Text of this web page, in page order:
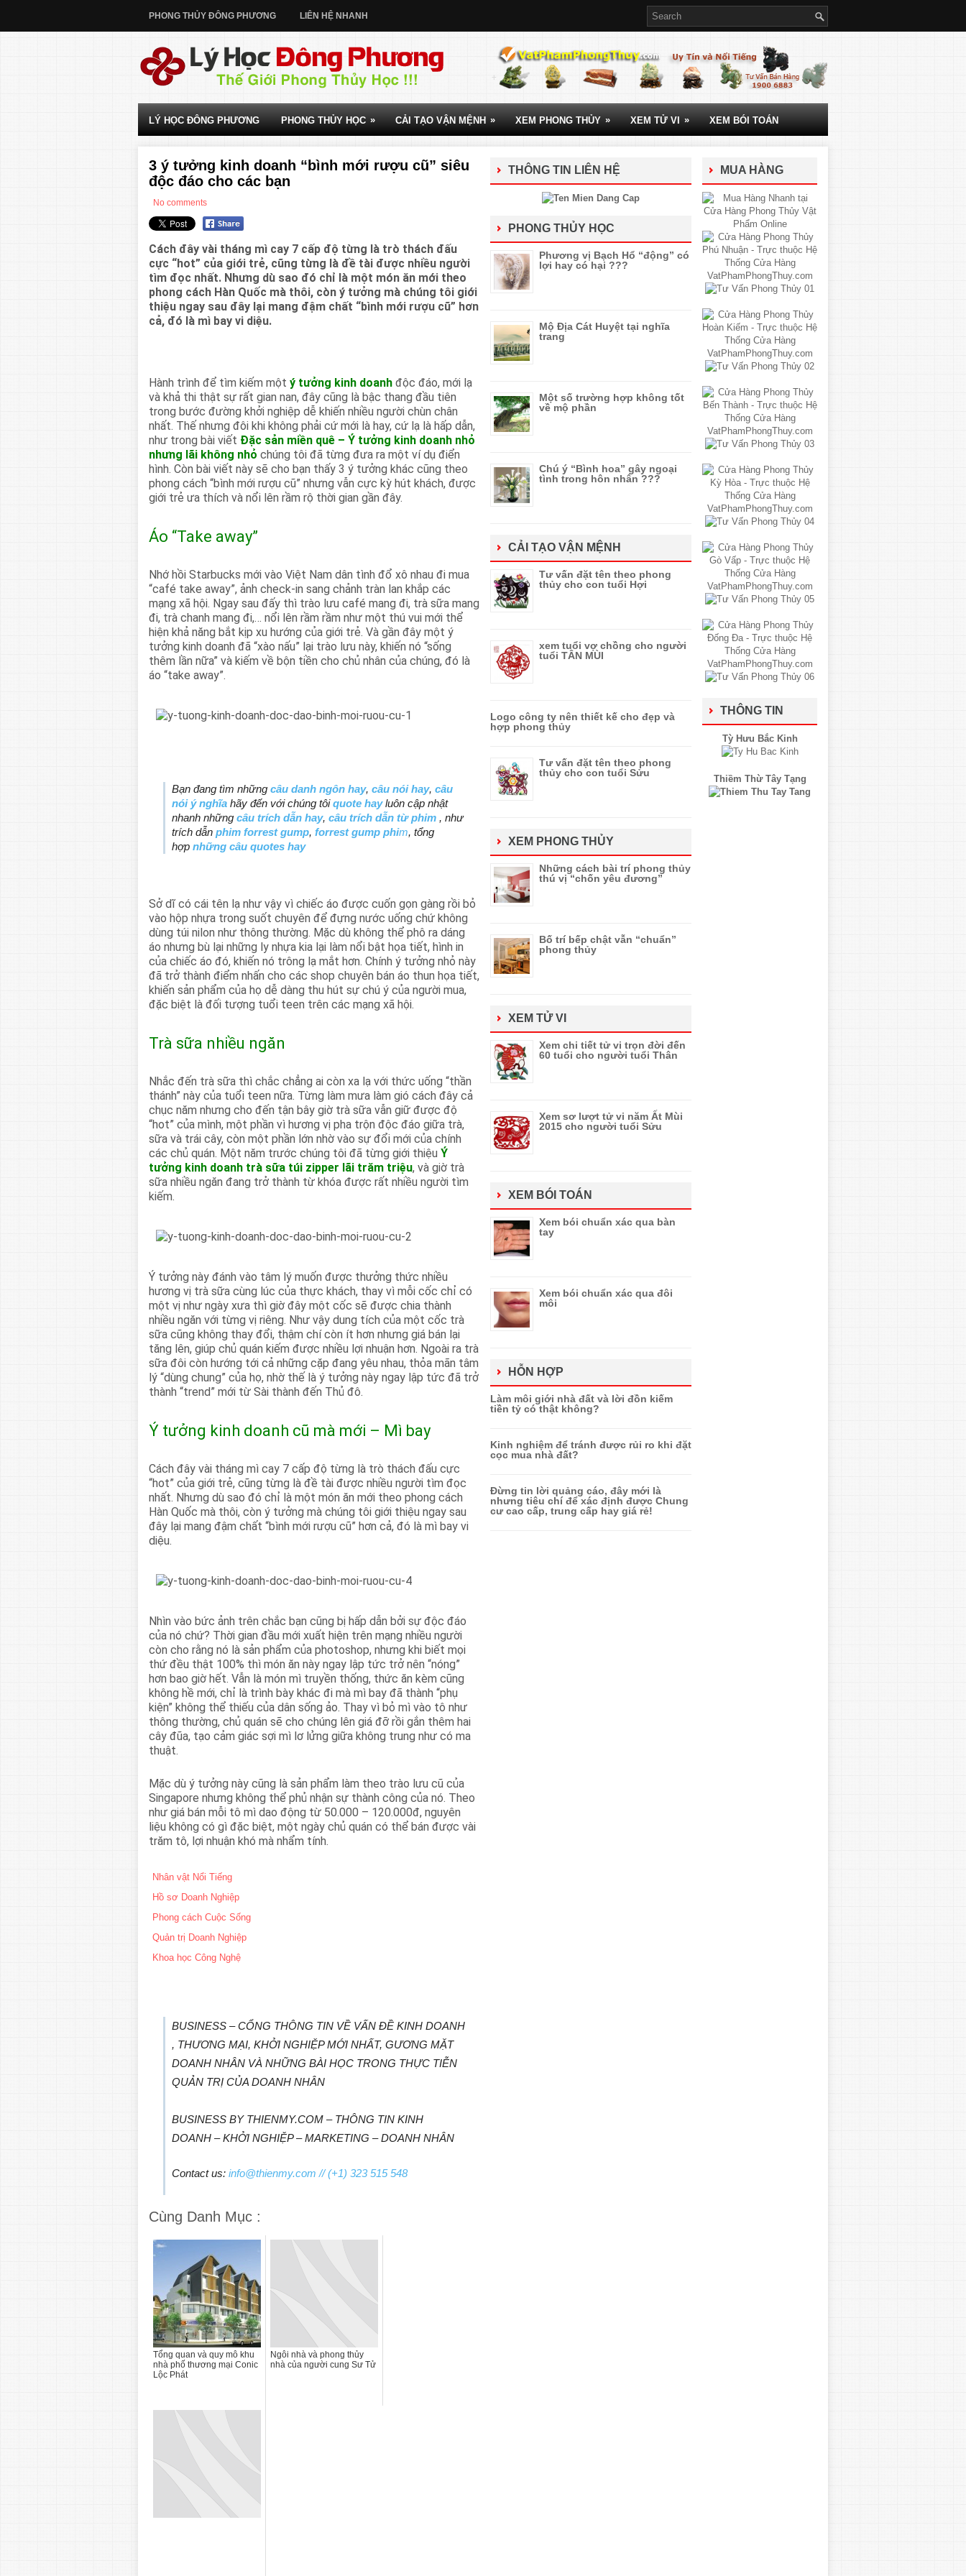
PHONG THỦY ĐÔNG PHƯƠNG LIÊN HỆ NHANH
LÝ HỌC ĐÔNG PHƯƠNG PHONG THỦY HỌC » CẢI TẠO VẬN MỆNH » XEM PHONG THỦY » XEM TỬ VI » XEM BÓI TOÁN
3 ý tưởng kinh doanh “bình mới rượu cũ” siêu
độc đáo cho các bạn
No comments
Cách đây vài tháng mì cay 7 cấp độ từng là trò thách đấu
cực “hot” của giới trẻ, cũng từng là đề tài được nhiều người
tìm đọc nhất. Nhưng dù sao đó chỉ là một món ăn mới theo
phong cách Hàn Quốc mà thôi, còn ý tưởng mà chúng tôi giới
thiệu ngay sau đây lại mang đậm chất “bình mới rượu cũ” hơn
cả, đó là mì bay vi diệu.
Hành trình để tìm kiếm một ý tưởng kinh doanh độc đáo, mới lạ
và khả thi thật sự rất gian nan, đây cũng là bậc thang đầu tiên
trong bước đường khởi nghiệp dễ khiến nhiều người chùn chân
nhất. Thế nhưng đôi khi không phải cứ mới là hay, cứ lạ là hấp dẫn,
như trong bài viết Đặc sản miền quê – Ý tưởng kinh doanh nhỏ
nhưng lãi không nhỏ chúng tôi đã từng đưa ra một ví dụ điển
hình. Còn bài viết này sẽ cho bạn thấy 3 ý tưởng khác cũng theo
phong cách “bình mới rượu cũ” nhưng vẫn cực kỳ hút khách, được
giới trẻ ưa thích và nổi lên rầm rộ thời gian gần đây.
Áo “Take away”
Nhớ hồi Starbucks mới vào Việt Nam dân tình đổ xô nhau đi mua
“café take away”, ảnh check-in sang chảnh tràn lan khắp các
mạng xã hội. Ngay sau đấy thì trào lưu café mang đi, trà sữa mang
đi, trà chanh mang đi,… nổi lên rầm rầm như một thú vui mới thể
hiện khả năng bắt kịp xu hướng của giới trẻ. Và gần đây một ý
tưởng kinh doanh đã “xào nấu” lại trào lưu này, khiến nó “sống
thêm lần nữa” và kiếm về bộn tiền cho chủ nhân của chúng, đó là
áo “take away”.
Bạn đang tìm những câu danh ngôn hay, câu nói hay, câu
nói ý nghĩa hãy đến với chúng tôi quote hayluôn cập nhật
nhanh những câu trích dẫn hay, câu trích dẫn từ phim , như
trích dẫn phim forrest gump, forrest gump phim, tổng
hợp những câu quotes hay
Sở dĩ có cái tên lạ như vậy vì chiếc áo được cuốn gọn gàng rồi bỏ
vào hộp nhựa trong suốt chuyên để đựng nước uống chứ không
dùng túi nilon như thông thường. Mặc dù không thể phô ra dáng
áo nhưng bù lại những ly nhựa kia lại làm nổi bật họa tiết, hình in
của chiếc áo đó, khiến nó trông lạ mắt hơn. Chính ý tưởng nhỏ này
đã trở thành điểm nhấn cho các shop chuyên bán áo thun họa tiết,
khiến sản phẩm của họ dễ dàng thu hút sự chú ý của người mua,
đặc biệt là đối tượng tuổi teen trên các mạng xã hội.
Trà sữa nhiều ngăn
Nhắc đến trà sữa thì chắc chẳng ai còn xa lạ với thức uống “thần
thánh” này của tuổi teen nữa. Từng làm mưa làm gió cách đây cả
chục năm nhưng cho đến tận bây giờ trà sữa vẫn giữ được độ
“hot” của mình, một phần vì hương vị pha trộn độc đáo giữa trà,
sữa và trái cây, còn một phần lớn nhờ vào sự đổi mới của chính
các chủ quán. Một năm trước chúng tôi đã từng giới thiệu Ý
tưởng kinh doanh trà sữa túi zipper lãi trăm triệu, và giờ trà
sữa nhiều ngăn đang trở thành từ khóa được rất nhiều người tìm
kiếm.
Ý tưởng này đánh vào tâm lý muốn được thưởng thức nhiều
hương vị trà sữa cùng lúc của thực khách, thay vì mỗi cốc chỉ có
một vị như ngày xưa thì giờ đây một cốc sẽ được chia thành
nhiều ngăn với từng vị riêng. Như vậy dung tích của một cốc trà
sữa cũng không thay đổi, thậm chí còn ít hơn nhưng giá bán lại
tăng lên, giúp chủ quán kiếm được nhiều lợi nhuận hơn. Ngoài ra trà
sữa đôi còn hướng tới cả những cặp đang yêu nhau, thỏa mãn tâm
lý “dùng chung” của họ, nhờ thế là ý tưởng này ngay lập tức đã trở
thành “trend” mới từ Sài thành đến Thủ đô.
Ý tưởng kinh doanh cũ mà mới – Mì bay
Cách đây vài tháng mì cay 7 cấp độ từng là trò thách đấu cực
“hot” của giới trẻ, cũng từng là đề tài được nhiều người tìm đọc
nhất. Nhưng dù sao đó chỉ là một món ăn mới theo phong cách
Hàn Quốc mà thôi, còn ý tưởng mà chúng tôi giới thiệu ngay sau
đây lại mang đậm chất “bình mới rượu cũ” hơn cả, đó là mì bay vi
diệu.
Nhìn vào bức ảnh trên chắc bạn cũng bị hấp dẫn bởi sự độc đáo
của nó chứ? Thời gian đầu mới xuất hiện trên mạng nhiều người
còn cho rằng nó là sản phẩm của photoshop, nhưng khi biết mọi
thứ đều thật 100% thì món ăn này ngay lập tức trở nên “nóng”
hơn bao giờ hết. Vẫn là món mì truyền thống, thức ăn kèm cũng
không hề mới, chỉ là trình bày khác đi mà mì bay đã thành “phụ
kiện” không thể thiếu của dân sống ảo. Thay vì bỏ mì vào tô như
thông thường, chủ quán sẽ cho chúng lên giá đỡ rồi gắn thêm hai
cây đũa, tạo cảm giác sợi mì lơ lửng giữa không trung như có ma
thuật.
Mặc dù ý tưởng này cũng là sản phẩm làm theo trào lưu cũ của
Singapore nhưng không thể phủ nhận sự thành công của nó. Theo
như giá bán mỗi tô mì dao động từ 50.000 – 120.000đ, nguyên
liệu không có gì đặc biệt, một ngày chủ quán có thể bán được vài
trăm tô, lợi nhuận khó mà nhẩm tính.
Nhân vật Nổi Tiếng
Hồ sơ Doanh Nghiệp
Phong cách Cuộc Sống
Quản trị Doanh Nghiệp
Khoa học Công Nghệ
BUSINESS – CỔNG THÔNG TIN VỀ VẤN ĐỀ KINH DOANH
, THƯƠNG MẠI, KHỞI NGHIỆP MỚI NHẤT, GƯƠNG MẶT
DOANH NHÂN VÀ NHỮNG BÀI HỌC TRONG THỰC TIỄN
QUẢN TRỊ CỦA DOANH NHÂN
BUSINESS BY THIENMY.COM – THÔNG TIN KINH
DOANH – KHỞI NGHIỆP – MARKETING – DOANH NHÂN
Contact us: info@thienmy.com // (+1) 323 515 548
Cùng Danh Mục :
Tổng quan và quy mô khu
nhà phố thương mại Conic
Lộc Phát
Ngôi nhà và phong thủy
nhà của người cung Sư Tử
THÔNG TIN LIÊN HỆ
PHONG THỦY HỌC
Phương vị Bạch Hổ “động” có
lợi hay có hại ???
Mộ Địa Cát Huyệt tại nghĩa
trang
Một số trường hợp không tốt
về mộ phần
Chú ý “Bình hoa” gây ngoại
tình trong hôn nhân ???
CẢI TẠO VẬN MỆNH
Tư vấn đặt tên theo phong
thủy cho con tuổi Hợi
xem tuổi vợ chồng cho người
tuổi TÂN MÙI
Logo công ty nên thiết kế cho đẹp và
hợp phong thủy
Tư vấn đặt tên theo phong
thủy cho con tuổi Sửu
XEM PHONG THỦY
Những cách bài trí phong thủy
thú vị “chốn yêu đương”
Bố trí bếp chật vẫn “chuẩn”
phong thủy
XEM TỬ VI
Xem chi tiết tử vi trọn đời đến
60 tuổi cho người tuổi Thân
Xem sơ lượt tử vi năm Ất Mùi
2015 cho người tuổi Sửu
XEM BÓI TOÁN
Xem bói chuẩn xác qua bàn
tay
Xem bói chuẩn xác qua đôi
môi
HỖN HỢP
Làm môi giới nhà đất và lời đồn kiếm
tiền tỷ có thật không?
Kinh nghiệm để tránh được rủi ro khi đặt
cọc mua nhà đất?
Đừng tin lời quảng cáo, đây mới là
nhưng tiêu chí để xác định được Chung
cư cao cấp, trung cấp hay giá rẻ!
MUA HÀNG
THÔNG TIN
Tỳ Hưu Bắc Kinh
Thiềm Thừ Tây Tạng